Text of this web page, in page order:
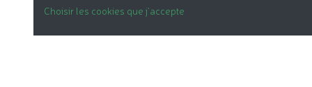
Choisir les cookies que j'accepte